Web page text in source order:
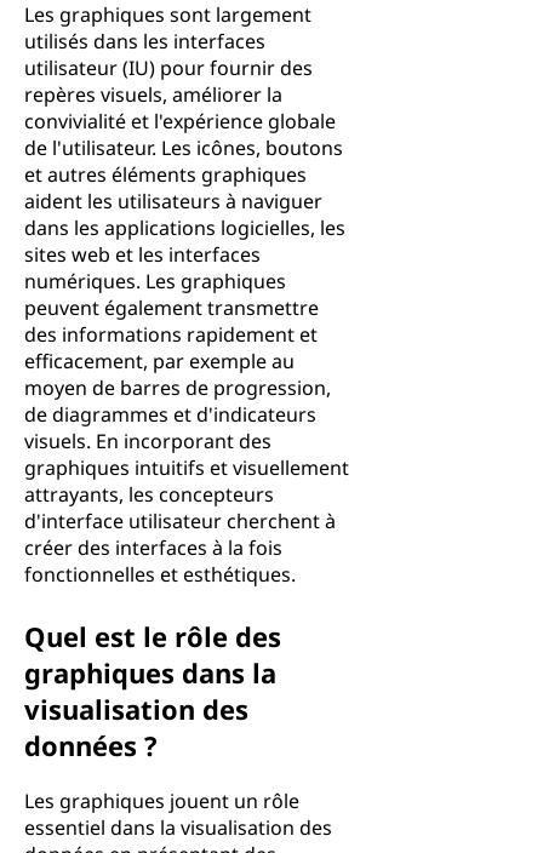
Les graphiques sont largement
utilisés dans les interfaces
utilisateur (IU) pour fournir des
repères visuels, améliorer la
convivialité et l'expérience globale
de l'utilisateur. Les icônes, boutons
et autres éléments graphiques
aident les utilisateurs à naviguer
dans les applications logicielles, les
sites web et les interfaces
numériques. Les graphiques
peuvent également transmettre
des informations rapidement et
efficacement, par exemple au
moyen de barres de progression,
de diagrammes et d'indicateurs
visuels. En incorporant des
graphiques intuitifs et visuellement
attrayants, les concepteurs
d'interface utilisateur cherchent à
créer des interfaces à la fois
fonctionnelles et esthétiques.
Quel est le rôle des
graphiques dans la
visualisation des
données ?
Les graphiques jouent un rôle
essentiel dans la visualisation des